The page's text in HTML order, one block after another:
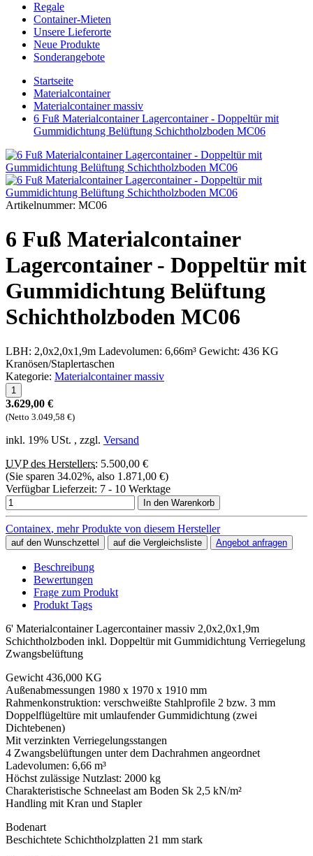
Regale
Container-Mieten
Unsere Lieferorte
Neue Produkte
Sonderangebote
Startseite
Materialcontainer
Materialcontainer massiv
6 Fuß Materialcontainer Lagercontainer - Doppeltür mit
Gummidichtung Belüftung Schichtholzboden MC06
Artikelnummer: MC06
6 Fuß Materialcontainer
Lagercontainer - Doppeltür mit
Gummidichtung Belüftung
Schichtholzboden MC06
LBH: 2,0x2,0x1,9m Ladevolumen: 6,66m³ Gewicht: 436 KG
Kranösen/Staplertaschen
Kategorie: Materialcontainer massiv
3.629,00 €
(Netto 3.049,58 €)
inkl. 19% USt. , zzgl. Versand
UVP des Herstellers: 5.500,00 €
(Sie sparen 34.02%, also 1.871,00 €)
Verfügbar Lieferzeit: 7 - 10 Werktage
In den Warenkorb
Containex, mehr Produkte von diesem Hersteller
auf den Wunschzettel auf die Vergleichsliste Angebot anfragen
Beschreibung
Bewertungen
Frage zum Produkt
Produkt Tags
6' Materialcontainer Lagercontainer massiv 2,0x2,0x1,9m
Schichtholzboden inkl. Doppeltür mit Gummidichtung Verriegelung
Zwangsbelüftung
Gewicht 436,000 KG
Außenabmessungen 1980 x 1970 x 1910 mm
Rahmenkonstruktion: verschweißte Stahlprofile 2 bzw. 3 mm
Doppelflügeltüre mit umlaufender Gummidichtung (zwei
Dichtebenen)
Mit verzinkten Verriegelungsstangen
4 Zwangsbelüftungen unter dem Dachrahmen angeordnet
Ladevolumen: 6,66 m³
Höchst zulässige Nutzlast: 2000 kg
Charakteristische Schneelast am Boden Sk 2,5 kN/m²
Handling mit Kran und Stapler
Bodenart
Beschichtete Schichtholzplatten 21 mm stark